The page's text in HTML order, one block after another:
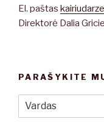
El. paštas
Direktorė Dalia
PARAŠYKITE